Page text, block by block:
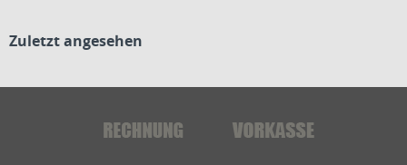
Zuletzt angesehen